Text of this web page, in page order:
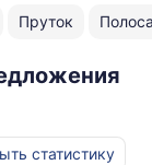
Пруток
статистику